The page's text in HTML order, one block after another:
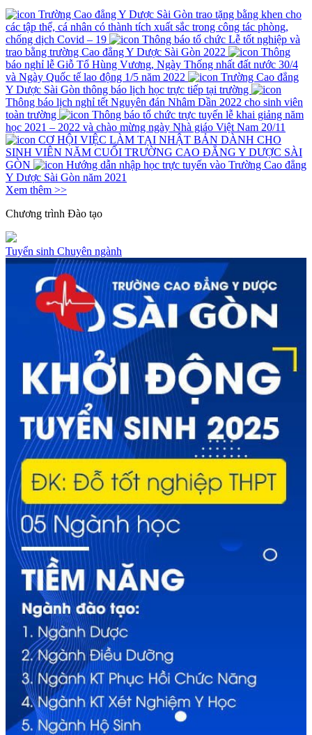
Trường Cao đẳng Y Dược Sài Gòn trao tặng bằng khen cho
các tập thể, cá nhân có thành tích xuất sắc trong công tác phòng,
chống dịch Covid – 19
Thông báo tổ chức Lễ tốt nghiệp và
trao bằng trường Cao đẳng Y Dược Sài Gòn 2022
Thông
báo nghỉ lễ Giỗ Tổ Hùng Vương, Ngày Thống nhất đất nước 30/4
và Ngày Quốc tế lao động 1/5 năm 2022
Trường Cao đẳng
Y Dược Sài Gòn thông báo lịch học trực tiếp tại trường
Thông báo lịch nghỉ tết Nguyên đán Nhâm Dần 2022 cho sinh viên
toàn trường
Thông báo tổ chức trực tuyến lễ khai giảng năm
học 2021 – 2022 và chào mừng ngày Nhà giáo Việt Nam 20/11
CƠ HỘI VIỆC LÀM TẠI NHẬT BẢN DÀNH CHO
SINH VIÊN NĂM CUỐI TRƯỜNG CAO ĐẲNG Y DƯỢC SÀI
GÒN
Hướng dẫn nhập học trực tuyến vào Trường Cao đẳng
Y Dược Sài Gòn năm 2021
Xem thêm >>
Chương trình Đào tạo
Tuyển sinh Chuyên ngành